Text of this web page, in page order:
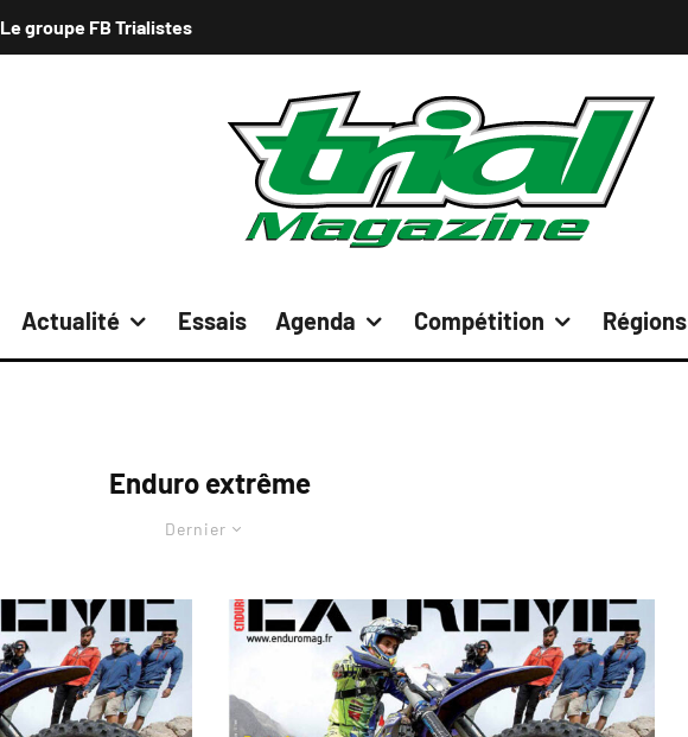
Le groupe FB Trialistes
Actualité Essais Agenda Compétition Régions
Enduro extrême
Dernier